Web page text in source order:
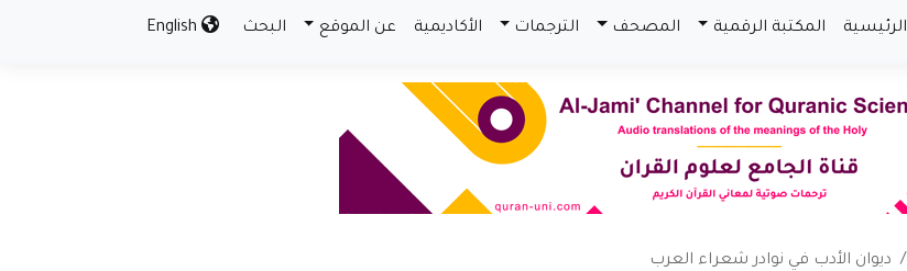
الرئيسية المكتبة الرقمية المصحف الترجمات الأكاديمية عن الموقع البحث
ديوان الأدب في نوادر شعراء العرب